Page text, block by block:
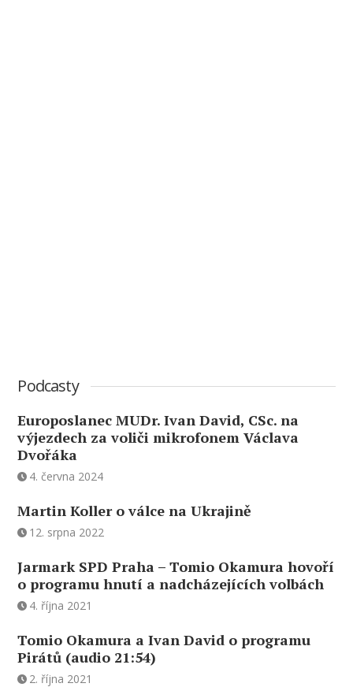
Podcasty
Europoslanec MUDr. Ivan David, CSc. na
výjezdech za voliči mikrofonem Václava
Dvořáka
4. června 2024
Martin Koller o válce na Ukrajině
12. srpna 2022
Jarmark SPD Praha – Tomio Okamura hovoří
o programu hnutí a nadcházejících volbách
4. října 2021
Tomio Okamura a Ivan David o programu
Pirátů (audio 21:54)
2. října 2021